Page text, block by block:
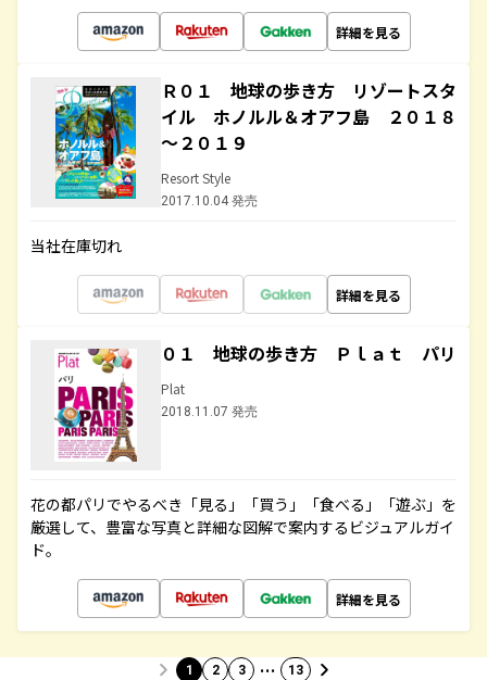
詳細を見る
Ｒ０１ 地球の歩き方 リゾートスタ
イル ホノルル＆オアフ島 ２０１８
～２０１９
Resort Style
2017.10.04 発売
当社在庫切れ
詳細を見る
０１ 地球の歩き方 Ｐｌａｔ パリ
Plat
2018.11.07 発売
花の都パリでやるべき「見る」「買う」「食べる」「遊ぶ」を
厳選して、豊富な写真と詳細な図解で案内するビジュアルガイ
ド。
詳細を見る
1 2 3 … 13